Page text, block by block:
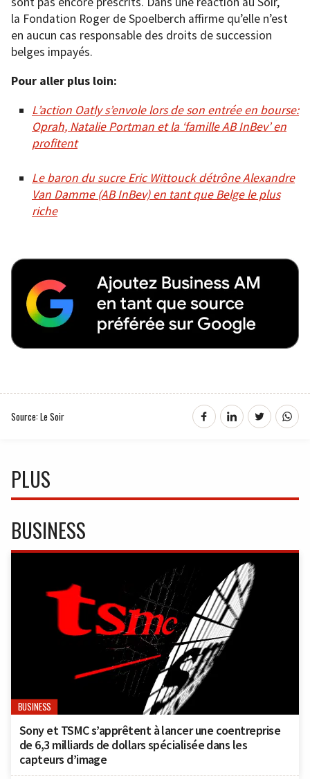
la Fondation Roger de Spoelberch affirme qu’elle n’est
en aucun cas responsable des droits de succession
belges impayés.
Pour aller plus loin:
L’action Oatly s’envole lors de son entrée en bourse:
Oprah, Natalie Portman et la ‘famille AB InBev’ en
profitent
Le baron du sucre Eric Wittouck détrône Alexandre
Van Damme (AB InBev) en tant que Belge le plus
riche
Source: Le Soir
PLUS
BUSINESS
BUSINESS
Sony et TSMC s’apprêtent à lancer une coentreprise
de 6,3 milliards de dollars spécialisée dans les
capteurs d’image